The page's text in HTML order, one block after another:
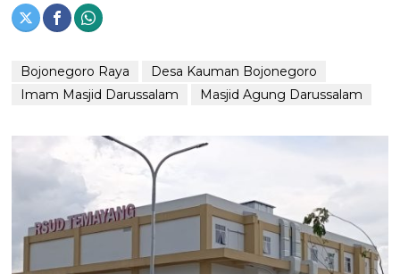
Bojonegoro Raya
Desa Kauman Bojonegoro
Imam Masjid Darussalam
Masjid Agung Darussalam